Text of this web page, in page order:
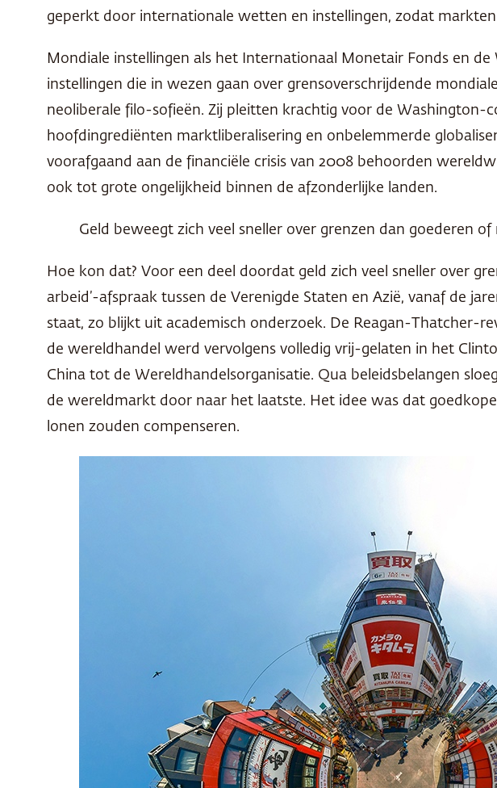
geperkt door internationale wetten en instellingen, zodat
Mondiale instellingen als het Internationaal Monetair Fonds en
instellingen die in wezen gaan over grensoverschrijdende
neoliberale filo-sofieën. Zij pleitten krachtig voor de Washington-
hoofdingrediënten marktliberalisering en onbelemmerde
voorafgaand aan de financiële crisis van 2008 behoorden
ook tot grote ongelijkheid binnen de afzonderlijke landen.
Geld beweegt zich veel sneller over grenzen dan goederen of
Hoe kon dat? Voor een deel doordat geld zich veel sneller over
arbeid’-afspraak tussen de Verenigde Staten en Azië, vanaf de
staat, zo blijkt uit academisch onderzoek. De Reagan-Thatcher-
de wereldhandel werd vervolgens volledig vrij-gelaten in het
China tot de Wereldhandelsorganisatie. Qua beleidsbelangen
de wereldmarkt door naar het laatste. Het idee was dat
lonen zouden compenseren.